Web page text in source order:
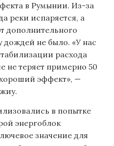
в Румынии. Из-за
реки испаряется, а
дополнительного
дождей не было. «У нас
расхода
не теряет примерно 50
эффект», —
в попытке
энергоблок
значение для